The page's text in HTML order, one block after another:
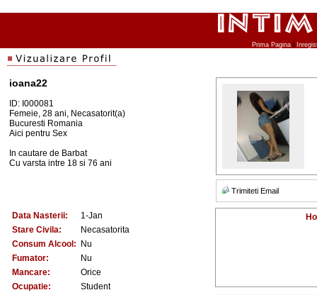
Prima Pagina
ioana22
ID: I000081
Femeie, 28 ani, Necasatorit(a)
Bucuresti Romania
Aici pentru Sex
In cautare de Barbat
Cu varsta intre 18 si 76 ani
Trimiteti Email
Data Nasterii:
1-Jan
Stare Civila:
Necasatorita
Consum Alcool:
Nu
Fumator:
Nu
Mancare:
Orice
Ocupatie:
Student